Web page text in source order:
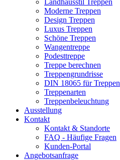
Landhausstil Treppen
Moderne Treppen
Design Treppen
Luxus Treppen
Schöne Treppen
Wangentreppe
Podesttreppe
Treppe berechnen
Treppengrundrisse
DIN 18065 für Treppen
Treppenarten
Treppenbeleuchtung
Ausstellung
Kontakt
Kontakt & Standorte
FAQ - Häufige Fragen
Kunden-Portal
Angebotsanfrage